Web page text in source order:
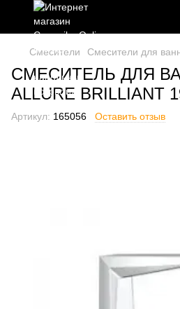
Смесители Смесители для
СМЕСИТЕЛЬ ДЛЯ
ALLURE BRILLIANT
Артикул: 165056 Оставить отзыв